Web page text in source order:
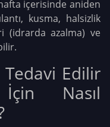
içerisinde aniden
kusma, halsizlik
(idrarda azalma) ve
Tedavi Edilir
Nasıl